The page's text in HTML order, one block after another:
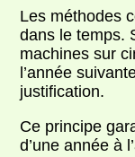
Les méthodes
dans le temps.
machines sur
l’année
justification.
Ce principe
d’une année à